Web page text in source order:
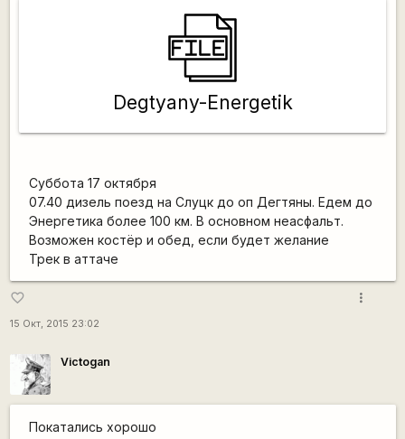
Degtyany-Energetik
Суббота 17 октября
07.40 дизель поезд на Слуцк до оп Дегтяны. Едем до
Энергетика более 100 км. В основном неасфальт.
Возможен костёр и обед, если будет желание
Трек в аттаче
favorite_border
15 Окт, 2015 23:02
more_vert
Victogan
Покатались хорошо